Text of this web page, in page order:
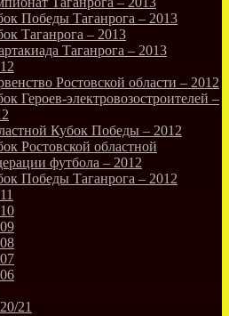
Победы Таганрога – 2013
Таганрога – 2013
Таганрога – 2013
Ростовской области – 2012
Героев-электровозостроителей –
Кубок Победы – 2012
Ростовской областной
футбола – 2012
Победы Таганрога – 2012
21